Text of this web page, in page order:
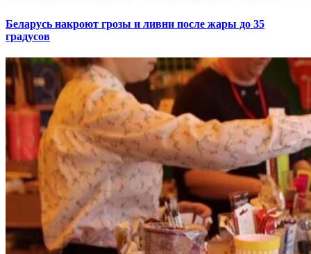
Беларусь накроют грозы и ливни после жары до 35
градусов